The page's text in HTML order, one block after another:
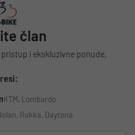
član
i ekskluzivne ponude.
KTM, Lombardo
Rukka, Daytona